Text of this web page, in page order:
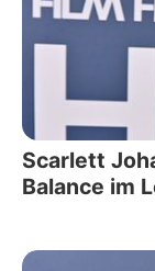
Scarlett
Balance im